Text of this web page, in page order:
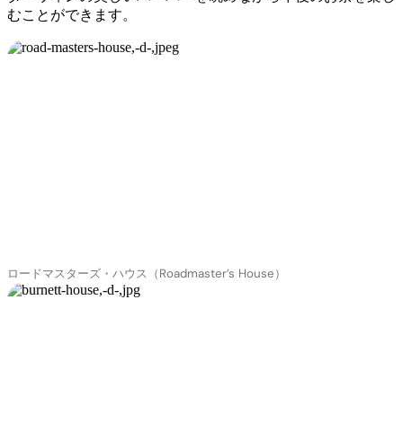
むことができます。
ロードマスターズ・ハウス（Roadmaster’s House）